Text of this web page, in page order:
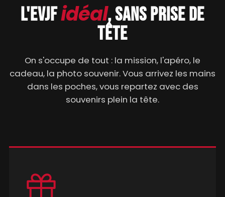
L'EVJFidéal, SANS PRISE DE
TÊTE
On s'occupe de tout : la mission, l'apéro, le
cadeau, la photo souvenir. Vous arrivez les mains
dans les poches, vous repartez avec des
souvenirs plein la tête.